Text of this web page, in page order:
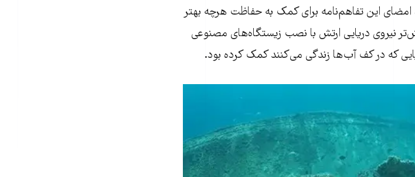
این تفاهم‌نامه برای کمک به حفاظت هرچه بهتر
نیروی دریایی ارتش با نصب زیستگاه‌های مصنوعی
که در کف آب‌ها زندگی می‌کنند کمک کرده بود.